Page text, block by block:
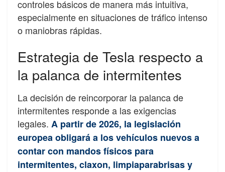
controles básicos de manera más intuitiva,
especialmente en situaciones de tráfico intenso
o maniobras rápidas.
Estrategia de Tesla respecto a
la palanca de intermitentes
La decisión de reincorporar la palanca de
intermitentes responde a las exigencias
legales. A partir de 2026, la legislación
europea obligará a los vehículos nuevos a
contar con mandos físicos para
intermitentes, claxon, limpiaparabrisas y